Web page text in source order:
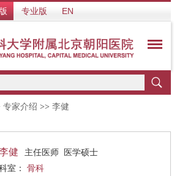
专业版 EN
专家介绍 >> 李健
健
主任医师 医学硕士
室： 骨科